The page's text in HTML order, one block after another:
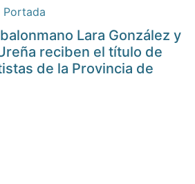
Portada
Lara González y
reciben el título de
de la Provincia de